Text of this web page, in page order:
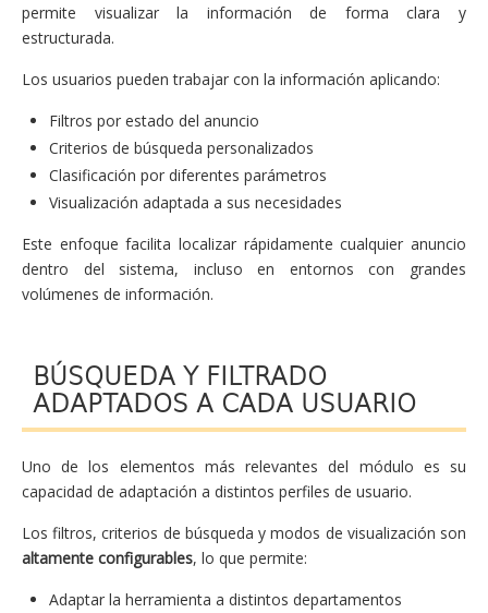
permite visualizar la información de forma clara y
estructurada.
Los usuarios pueden trabajar con la información aplicando:
Filtros por estado del anuncio
Criterios de búsqueda personalizados
Clasificación por diferentes parámetros
Visualización adaptada a sus necesidades
Este enfoque facilita localizar rápidamente cualquier anuncio
dentro del sistema, incluso en entornos con grandes
volúmenes de información.
BÚSQUEDA Y FILTRADO
ADAPTADOS A CADA USUARIO
Uno de los elementos más relevantes del módulo es su
capacidad de adaptación a distintos perfiles de usuario.
Los filtros, criterios de búsqueda y modos de visualización son
altamente configurables, lo que permite:
Adaptar la herramienta a distintos departamentos